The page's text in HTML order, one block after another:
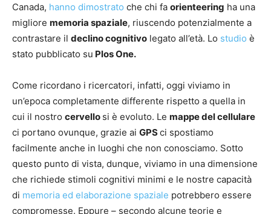
Canada, hanno dimostrato che chi fa orienteering ha una
migliore memoria spaziale, riuscendo potenzialmente a
contrastare il declino cognitivo legato all’età. Lo studio è
stato pubblicato su Plos One.
Come ricordano i ricercatori, infatti, oggi viviamo in
un’epoca completamente differente rispetto a quella in
cui il nostro cervello si è evoluto. Le mappe del cellulare
ci portano ovunque, grazie ai GPSci spostiamo
facilmente anche in luoghi che non conosciamo. Sotto
questo punto di vista, dunque, viviamo in una dimensione
che richiede stimoli cognitivi minimi e le nostre capacità
di memoria ed elaborazione spaziale potrebbero essere
compromesse. Eppure – secondo alcune teorie e